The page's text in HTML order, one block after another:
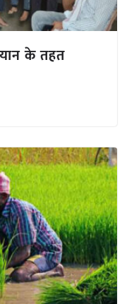
के तहत